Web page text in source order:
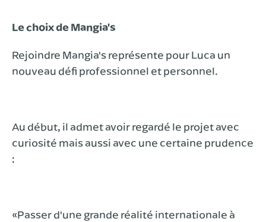
Le choix de Mangia's
Rejoindre Mangia's représente pour Luca un
nouveau défi professionnel et personnel.
Au début, il admet avoir regardé le projet avec
curiosité mais aussi avec une certaine prudence
:
«Passer d'une grande réalité internationale à